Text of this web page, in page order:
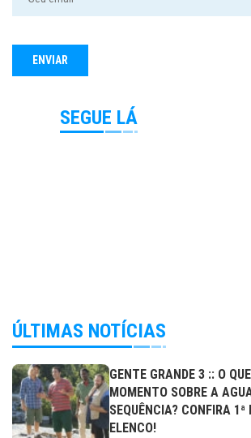
SEGUE LÁ
ÚLTIMAS NOTÍCIAS
GENTE GRANDE 3 :: O
MOMENTO SOBRE A
SEQUÊNCIA? CONFIRA
ELENCO!